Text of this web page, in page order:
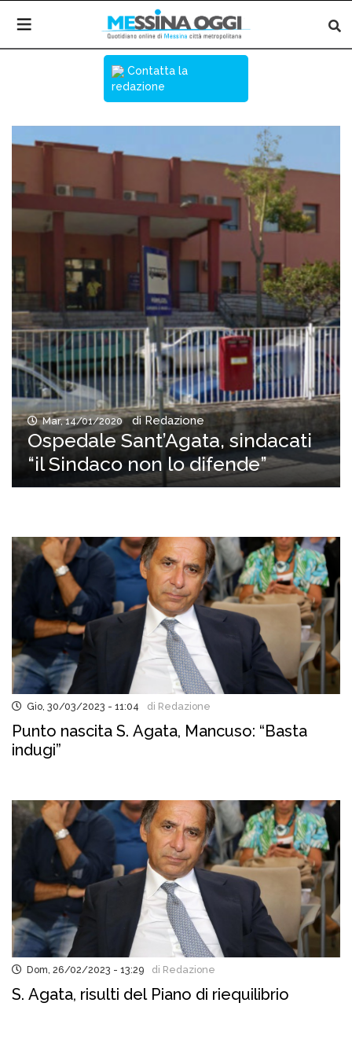
Contatta la
redazione
Mar, 14/01/2020 di Redazione
Ospedale Sant’Agata, sindacati
“il Sindaco non lo difende”
Gio, 30/03/2023 - 11:04 di Redazione
Punto nascita S. Agata, Mancuso: “Basta
indugi”
Dom, 26/02/2023 - 13:29 di Redazione
S. Agata, risulti del Piano di riequilibrio